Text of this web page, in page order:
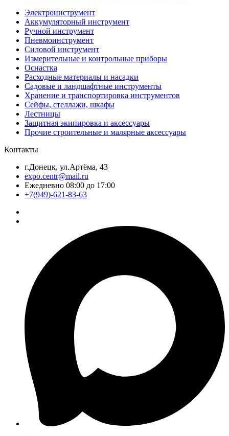
Электроинструмент
Аккумуляторный инструмент
Ручной инструмент
Пневмоинструмент
Силовой инструмент
Измерительные и контрольные приборы
Оснастка
Расходные материалы и насадки
Садовые и ландшафтные инструменты
Хранение и транспортировка инструментов
Сейфы, стеллажи, шкафы
Лестницы
Защитная экипировка и аксессуары
Прочие строительные и малярные аксессуары
Контакты
г.Донецк, ул.Артёма, 43
expo.centr@mail.ru
Ежедневно 08:00 до 17:00
+7(949)-621-83-63